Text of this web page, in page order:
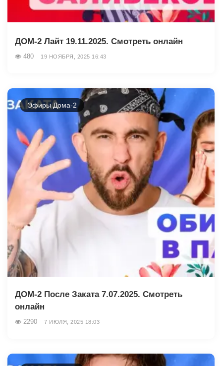
ДОМ-2 Лайт 19.11.2025. Смотреть онлайн
480 19 НОЯБРЯ, 2025 16:43
Эфиры Дома-2
ДОМ-2 После Заката 7.07.2025. Смотреть
онлайн
2290 7 ИЮЛЯ, 2025 18:03